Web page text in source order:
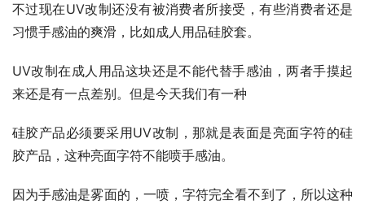
不过现在UV改制还没有被消费者所接受，有些消费者还是
习惯手感油的爽滑，比如成人用品硅胶套。
UV改制在成人用品这块还是不能代替手感油，两者手摸起
来还是有一点差别。但是今天我们有一种
硅胶产品必须要采用UV改制，那就是表面是亮面字符的硅
胶产品，这种亮面字符不能喷手感油。
因为手感油是雾面的，一喷，字符完全看不到了，所以这种